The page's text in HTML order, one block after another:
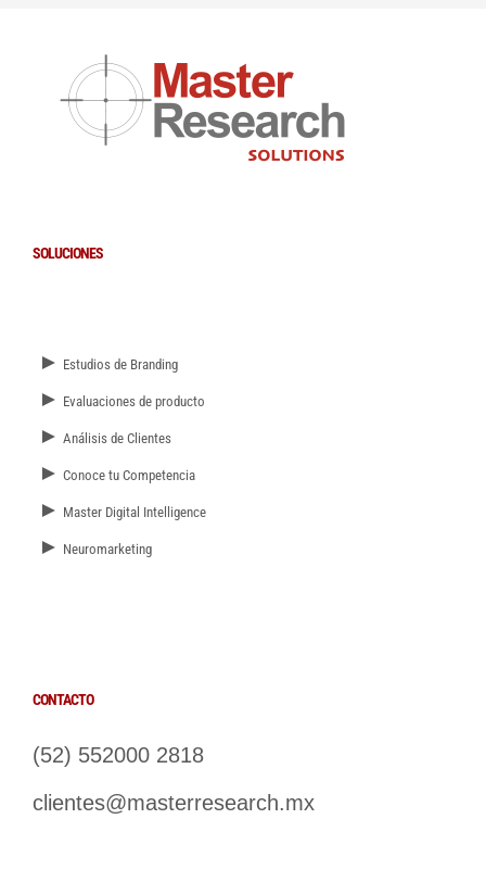
SOLUCIONES
► Estudios de Branding
► Evaluaciones de producto
► Análisis de Clientes
► Conoce tu Competencia
► Master Digital Intelligence
► Neuromarketing
CONTACTO
(52) 552000 2818
clientes@masterresearch.mx